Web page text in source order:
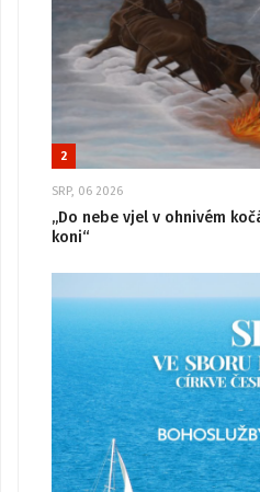
2
SRP, 06 2026
„Do nebe vjel v ohnivém
koni“